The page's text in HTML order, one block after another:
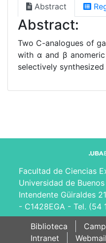
Abstract
Abstract:
Two C-analogues of
with α and β
selectively
Facultad de Ciencias
Universidad de
Intendente Güiraldes
- C1428EGA - Tel. (54
Biblioteca
Intranet
Webmail